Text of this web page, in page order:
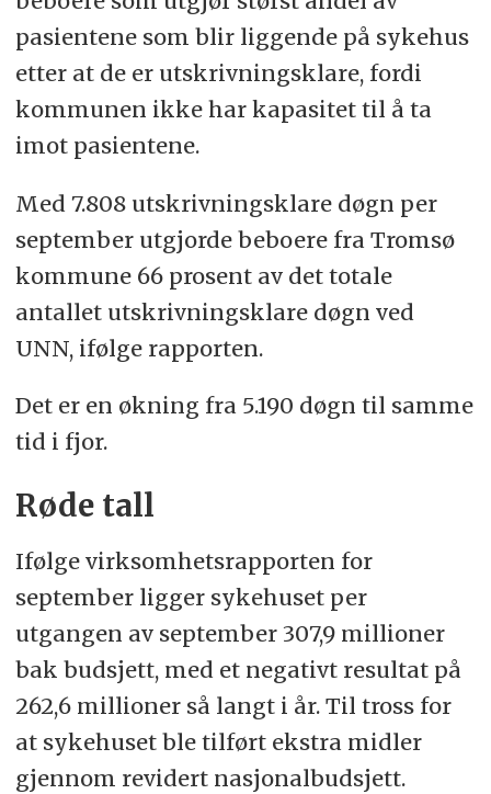
pasientene som blir liggende på sykehus
etter at de er utskrivningsklare, fordi
kommunen ikke har kapasitet til å ta
imot pasientene.
Med 7.808 utskrivningsklare døgn per
september utgjorde beboere fra Tromsø
kommune 66 prosent av det totale
antallet utskrivningsklare døgn ved
UNN, ifølge rapporten.
Det er en økning fra 5.190 døgn til samme
tid i fjor.
Røde tall
Ifølge virksomhetsrapporten for
september ligger sykehuset per
utgangen av september 307,9 millioner
bak budsjett, med et negativt resultat på
262,6 millioner så langt i år. Til tross for
at sykehuset ble tilført ekstra midler
gjennom revidert nasjonalbudsjett.